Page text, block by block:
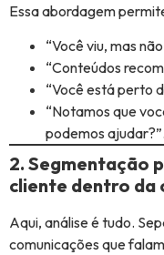
Essa abordagem
“Você viu, mas
“Conteúdos
“Você está perto
“Notamos que
podemos ajudar?”.
2. Segmentação
cliente dentro da
Aqui, análise é tudo.
comunicações que